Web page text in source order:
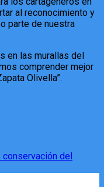
al reconocimiento y
parte de nuestra
en las murallas del
comprender mejor
Olivella”.